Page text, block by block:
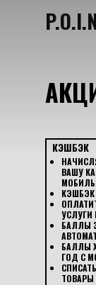
КЭШБЭК
ВАШУ
УСЛУГИ
БАЛЛЫ
БАЛЛЫ
ГОД С
ТОВАРЫ